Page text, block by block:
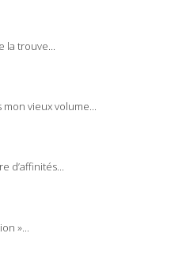
trouve...
mon vieux volume...
d’affinités...
»...